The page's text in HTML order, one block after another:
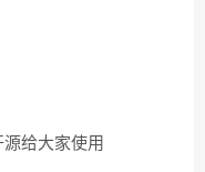
给大家使用